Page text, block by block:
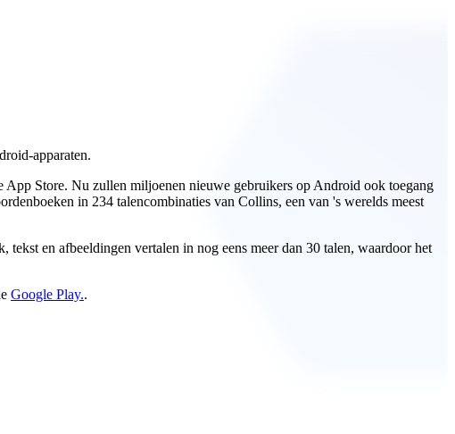
apparaten.
App Store. Nu zullen miljoenen nieuwe gebruikers op Android ook toegang
in 234 talencombinaties van Collins, een van 's werelds meest
en afbeeldingen vertalen in nog eens meer dan 30 talen, waardoor het
Google Play..